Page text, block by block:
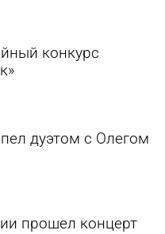
конкурс
дуэтом с Олегом
прошел концерт